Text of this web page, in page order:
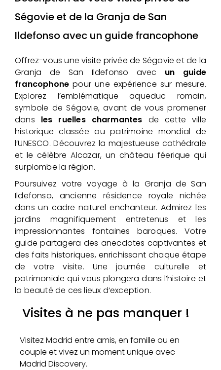
Ségovie et de la Granja de San
Ildefonso avec un guide francophone
Offrez-vous une visite privée de Ségovie et de la
Granja de San Ildefonso avec un guide
francophone pour une expérience sur mesure.
Explorez l’emblématique aqueduc romain,
symbole de Ségovie, avant de vous promener
dans les ruelles charmantes de cette ville
historique classée au patrimoine mondial de
l’UNESCO. Découvrez la majestueuse cathédrale
et le célèbre Alcazar, un château féerique qui
surplombe la région.
Poursuivez votre voyage à la Granja de San
Ildefonso, ancienne résidence royale nichée
dans un cadre naturel enchanteur. Admirez les
jardins magnifiquement entretenus et les
impressionnantes fontaines baroques. Votre
guide partagera des anecdotes captivantes et
des faits historiques, enrichissant chaque étape
de votre visite. Une journée culturelle et
patrimoniale qui vous plongera dans l’histoire et
la beauté de ces lieux d’exception.
Visites à ne pas manquer !
Visitez Madrid entre amis, en famille ou en
couple et vivez un moment unique avec
Madrid Discovery.